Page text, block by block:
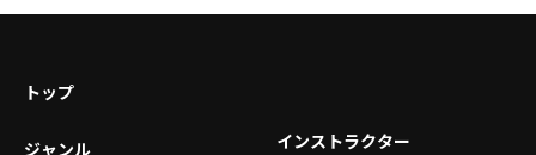
トップ
ジャンル インストラクター